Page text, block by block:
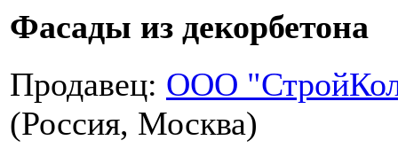
Фасады из декорбетона
Продавец: ООО
(Россия, Москва)